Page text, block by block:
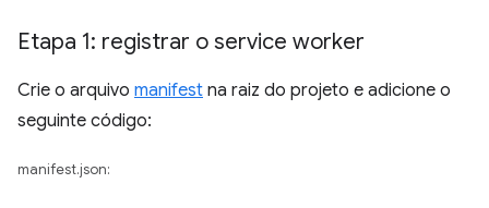
Etapa 1: registrar o service worker
Crie o arquivo manifest na raiz do projeto e adicione o
seguinte código:
manifest.json: